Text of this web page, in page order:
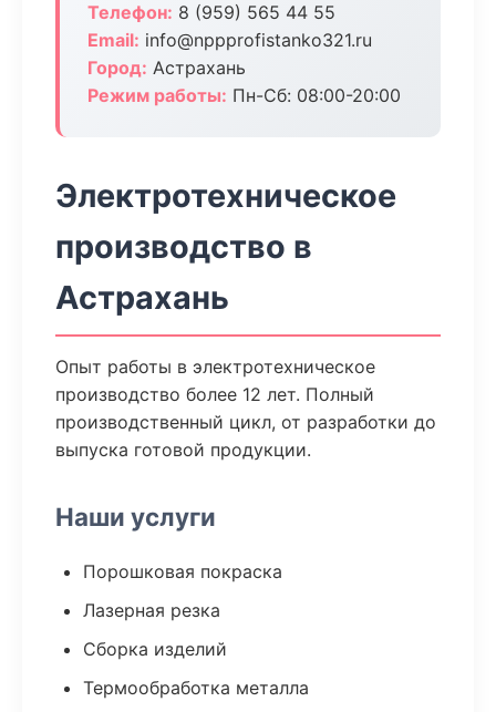
Телефон: 8 (959) 565 44 55
Email: info@nppprofistanko321.ru
Город: Астрахань
Режим работы: Пн-Сб: 08:00-20:00
Электротехническое
производство в
Астрахань
Опыт работы в электротехническое
производство более 12 лет. Полный
производственный цикл, от разработки до
выпуска готовой продукции.
Наши услуги
Порошковая покраска
Лазерная резка
Сборка изделий
Термообработка металла